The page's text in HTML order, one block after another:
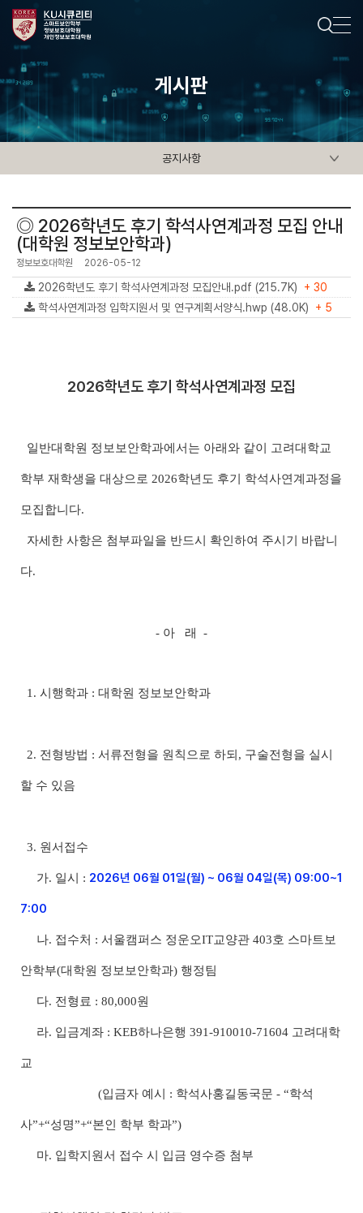
게시판
공지사항
◎ 2026학년도 후기 학석사연계과정 모집 안내
(대학원 정보보안학과)
정보보호대학원 2026-05-12
2026학년도 후기 학석사연계과정 모집안내.pdf (215.7K) + 30
학석사연계과정 입학지원서 및 연구계획서양식.hwp (48.0K) + 5
2026학년도 후기 학석사연계과정 모집
일반대학원 정보보안학과에서는 아래와 같이 고려대학교
학부 재학생을 대상으로 2026학년도 후기 학석사연계과정을
모집합니다.
자세한 사항은 첨부파일을 반드시 확인하여 주시기 바랍니
다.
- 아 래 -
1. 시행학과 : 대학원 정보보안학과
2. 전형방법 : 서류전형을 원칙으로 하되, 구술전형을 실시
할 수 있음
3. 원서접수
가. 일시 : 2026년 06월 01일(월) ~ 06월 04일(목) 09:00~1
7:00
나. 접수처 : 서울캠퍼스 정운오IT교양관 403호 스마트보
안학부(대학원 정보보안학과) 행정팀
다. 전형료 : 80,000원
라. 입금계좌 : KEB하나은행 391-910010-71604 고려대학
교
(입금자 예시 : 학석사홍길동국문 - “학석
사”+“성명”+“본인 학부 학과”)
마. 입학지원서 접수 시 입금 영수증 첨부